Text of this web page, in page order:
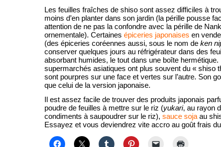
Les feuilles fraîches de shiso sont assez difficiles à
moins d’en planter dans son jardin (la pérille pousse
attention de ne pas la confondre avec la pérille de
ornementale). Certaines épiceries japonaises en
(des épiceries coréennes aussi, sous le nom de ken
conserver quelques jours au réfrigérateur dans des
absorbant humides, le tout dans une boîte hermétique.
supermarchés asiatiques ont plus souvent du « shiso
sont pourpres sur une face et vertes sur l’autre. Son
que celui de la version japonaise.
Il est assez facile de trouver des produits japonais
poudre de feuilles à mettre sur le riz (yukari, au rayon
condiments à saupoudrer sur le riz), sauce soja au
Essayez et vous deviendrez vite accro au goût frais